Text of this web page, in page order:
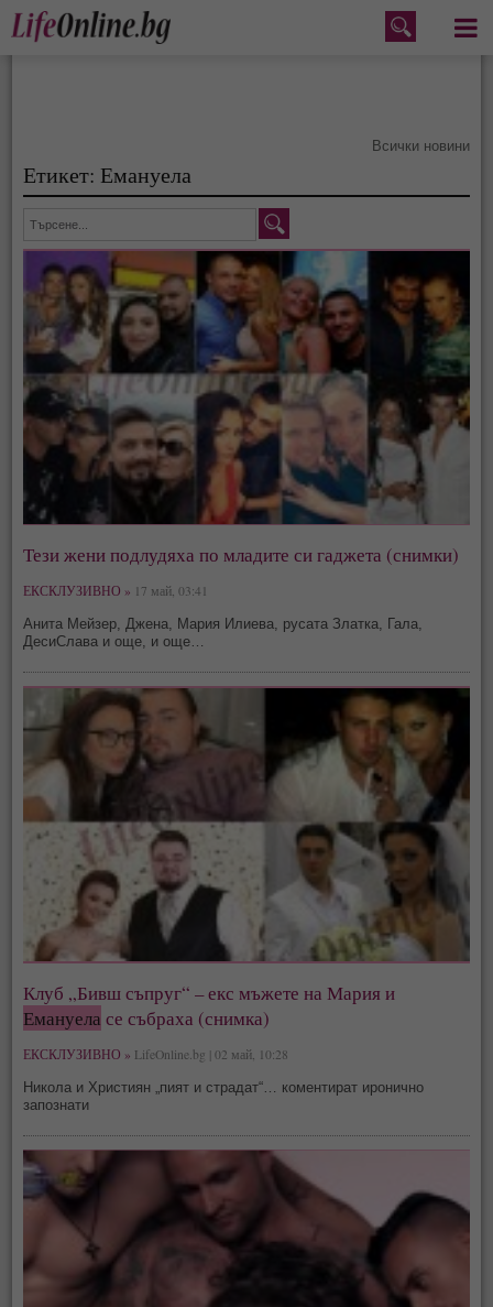
Меню
Всички новини
Етикет: Емануела
Тези жени подлудяха по младите си гаджета (снимки)
ЕКСКЛУЗИВНО » 17 май, 03:41
Анита Мейзер, Джена, Мария Илиева, русата Златка, Гала,
ДесиСлава и още, и още…
Клуб „Бивш съпруг“ – екс мъжете на Мария и
Емануела се събраха (снимка)
ЕКСКЛУЗИВНО » LifeOnline.bg | 02 май, 10:28
Никола и Християн „пият и страдат“… коментират иронично
запознати